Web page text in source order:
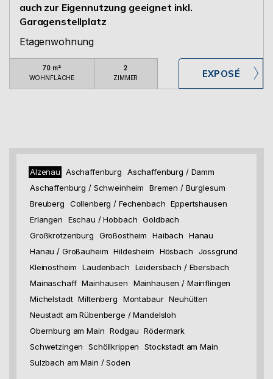
auch zur Eigennutzung geeignet inkl.
Garagenstellplatz
Etagenwohnung
70 m²
WOHNFLÄCHE
2
ZIMMER
Alzenau Aschaffenburg
Aschaffenburg / Damm
Aschaffenburg / Schweinheim
Bremen / Burglesum
Breuberg
Collenberg / Fechenbach Eppertshausen
Erlangen
Eschau / Hobbach Goldbach
Großkrotzenburg
Großostheim Haibach
Hanau
Hanau / Großauheim Hildesheim Hösbach
Jossgrund
Kleinostheim
Laudenbach
Leidersbach / Ebersbach
Mainaschaff Mainhausen
Mainhausen / Mainflingen
Michelstadt Miltenberg Montabaur Neuhütten
Neustadt am Rübenberge / Mandelsloh
Obernburg am Main Rodgau Rödermark
Schwetzingen
Schöllkrippen
Stockstadt am Main
Sulzbach am Main / Soden